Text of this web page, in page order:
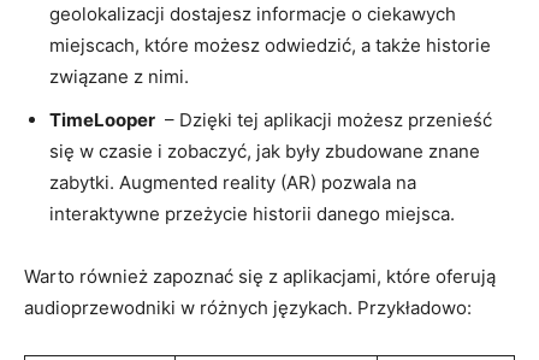
geolokalizacji dostajesz informacje ⁣o ⁤ciekawych
miejscach, które możesz odwiedzić, a także historie
związane z ‌nimi.
TimeLooper ⁣ – Dzięki ​tej aplikacji​ możesz przenieść
się w​ czasie i zobaczyć, jak były⁣ zbudowane ‍znane
zabytki. Augmented reality (AR) pozwala na
interaktywne przeżycie historii danego miejsca.
Warto również ⁤zapoznać się z aplikacjami, które oferują
audioprzewodniki w różnych językach. ​Przykładowo: